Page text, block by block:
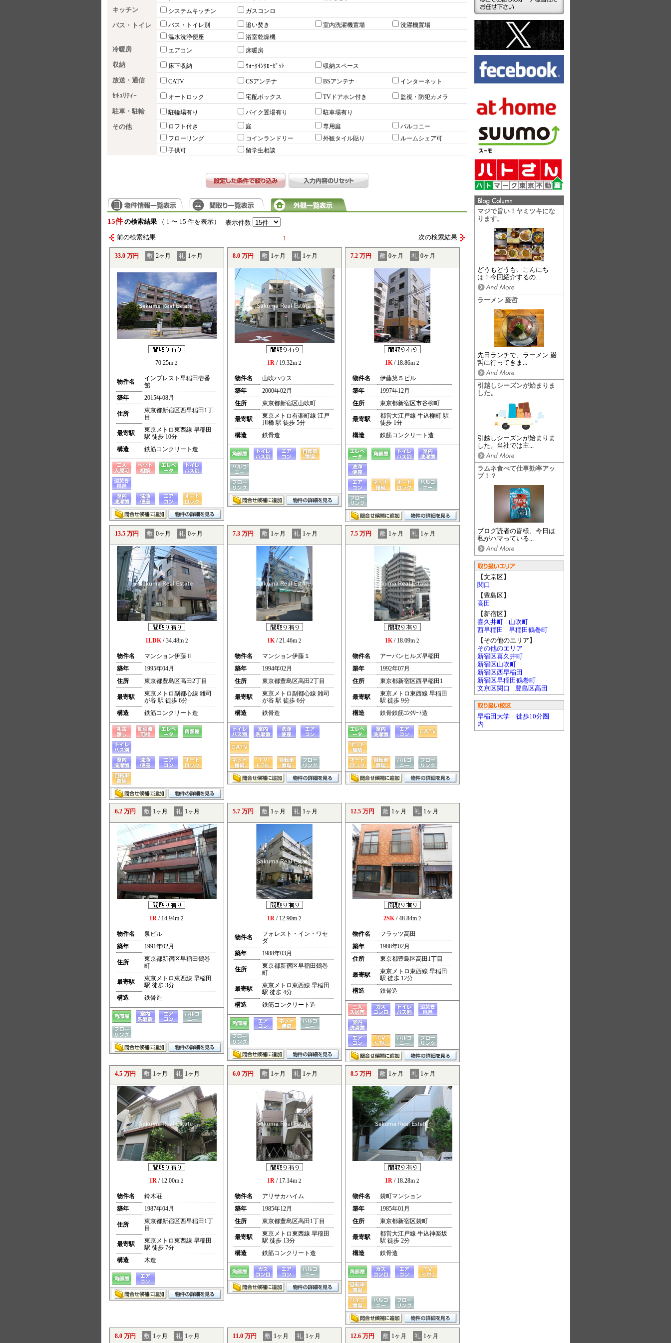
マジで旨い！ヤミツキにな
ります。
どうもどうも、こんにち
は！今回紹介するの...
ラーメン 巌哲
先日ランチで、ラーメン 巌
哲に行ってきま...
引越しシーズンが始まりま
した。
引越しシーズンが始まりま
した。当社では主...
ラムネ食べて仕事効率アッ
プ！？
ブログ読者の皆様、今日は
私がハマっている...
【文京区】
関口
【豊島区】
高田
【新宿区】
喜久井町
山吹町
西早稲田
早稲田鶴巻町
【その他のエリア】
その他のエリア
新宿区喜久井町
新宿区山吹町
新宿区西早稲田
新宿区早稲田鶴巻町
文京区関口
豊島区高田
早稲田大学 徒歩10分圏
内
キッチン システムキッチン ガスコンロ
バス・トイレ バス・トイレ別 追い焚き 室内洗濯機置場
洗濯機置場
温水洗浄便座
浴室乾燥機
冷暖房 エアコン 床暖房
収納 床下収納 ｳｫｰｸｲﾝｸﾛｰｾﾞｯﾄ 収納スペース
放送・通信 CATV CSアンテナ BSアンテナ インターネット
ｾｷｭﾘﾃｨｰ オートロック 宅配ボックス TVドアホン付き 監視・防犯カメラ
駐車・駐輪 駐輪場有り バイク置場有り 駐車場有り
その他 ロフト付き 庭 専用庭
バルコニー
フローリング
コインランドリー 外観タイル貼り
ルームシェア可
子供可
留学生相談
15件 の検索結果（ 1 〜 15 件を表示） 表示件数
前の検索結果 1 次の検索結果
33.0 万円 敷 2ヶ月 礼 1ヶ月
70.25m 2
物件名
インプレスト早稲田壱番
館
築年
2015年08月
住所
東京都新宿区西早稲田1丁
目
最寄駅
東京メトロ東西線 早稲田
駅 徒歩 10分
構造
鉄筋コンクリート造
8.0 万円 敷 1ヶ月 礼 1ヶ月
1R / 19.32m 2
物件名
山吹ハウス
築年
2000年02月
住所
東京都新宿区山吹町
最寄駅
東京メトロ有楽町線 江戸
川橋 駅 徒歩 5分
構造
鉄骨造
7.2 万円 敷 0ヶ月 礼 0ヶ月
1K/ 18.86m 2
物件名
伊藤第５ビル
築年
1997年12月
住所
東京都新宿区市谷柳町
最寄駅
都営大江戸線 牛込柳町 駅
徒歩 1分
構造
鉄筋コンクリート造
13.5 万円 敷 0ヶ月 礼 0ヶ月
1LDK/ 34.48m 2
物件名
マンション伊藤Ⅱ
築年
1995年04月
住所
東京都豊島区高田2丁目
最寄駅
東京メトロ副都心線 雑司
が谷 駅 徒歩 6分
構造
鉄筋コンクリート造
7.3 万円 敷 1ヶ月 礼 1ヶ月
1K/ 21.46m 2
物件名
マンション伊藤１
築年
1994年02月
住所
東京都豊島区高田2丁目
最寄駅
東京メトロ副都心線 雑司
が谷 駅 徒歩 6分
構造
鉄骨造
7.5 万円 敷 1ヶ月 礼 1ヶ月
1K/ 18.09m 2
物件名
アーバンヒルズ早稲田
築年
1992年07月
住所
東京都新宿区西早稲田1
最寄駅
東京メトロ東西線 早稲田
駅 徒歩 9分
構造
鉄骨鉄筋ｺﾝｸﾘｰﾄ造
6.2 万円 敷 1ヶ月 礼 1ヶ月
1R / 14.94m 2
物件名
泉ビル
築年
1991年02月
住所
東京都新宿区早稲田鶴巻
町
最寄駅
東京メトロ東西線 早稲田
駅 徒歩 3分
構造
鉄骨造
5.7 万円 敷 1ヶ月 礼 1ヶ月
1R / 12.90m 2
物件名
フォレスト・イン・ワセ
ダ
築年
1988年03月
住所
東京都新宿区早稲田鶴巻
町
最寄駅
東京メトロ東西線 早稲田
駅 徒歩 4分
構造
鉄筋コンクリート造
12.5 万円 敷 1ヶ月 礼 1ヶ月
2SK/ 48.84m 2
物件名
フラッツ高田
築年
1988年02月
住所
東京都豊島区高田1丁目
最寄駅
東京メトロ東西線 早稲田
駅 徒歩 12分
構造
鉄骨造
4.5 万円 敷 1ヶ月 礼 1ヶ月
1R / 12.00m 2
物件名
鈴木荘
築年
1987年04月
住所
東京都新宿区西早稲田1丁
目
最寄駅
東京メトロ東西線 早稲田
駅 徒歩 7分
構造
木造
6.0 万円 敷 1ヶ月 礼 1ヶ月
1R / 17.14m 2
物件名
アリサカハイム
築年
1985年12月
住所
東京都豊島区高田1丁目
最寄駅
東京メトロ東西線 早稲田
駅 徒歩 13分
構造
鉄筋コンクリート造
8.5 万円 敷 1ヶ月 礼 1ヶ月
1R / 18.28m 2
物件名
袋町マンション
築年
1985年01月
住所
東京都新宿区袋町
最寄駅
都営大江戸線 牛込神楽坂
駅 徒歩 2分
構造
鉄骨造
8.0 万円 敷 1ヶ月 礼 1ヶ月 11.0 万円 敷 1ヶ月 礼 1ヶ月 12.6 万円 敷 1ヶ月 礼 1ヶ月